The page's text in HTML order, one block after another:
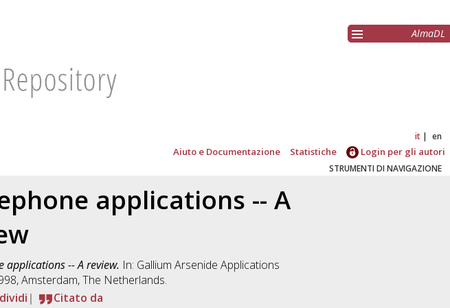
AlmaDL
it en
Aiuto e Documentazione Statistiche Login per gli autori
STRUMENTI DI NAVIGAZIONE
applications -- A
applications -- A review. In: Gallium Arsenide Applications
Amsterdam, The Netherlands.
Citato da